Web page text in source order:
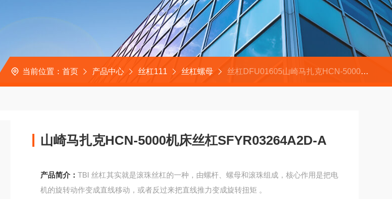
当前位置： 首页 产品中心 丝杠111 丝杠螺母 丝杠DFU01605山崎马扎克HCN-5000机床丝杠SFYR03264A2D-A
山崎马扎克HCN-5000机床丝杠SFYR03264A2D-A
产品简介：TBI 丝杠其实就是滚珠丝杠的一种，由螺杆、螺母和滚珠组成，核心作用是把电
机的旋转动作变成直线移动，或者反过来把直线推力变成旋转扭矩 。